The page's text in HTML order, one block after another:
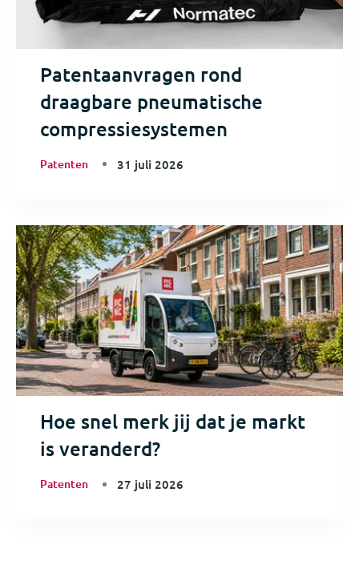
Patentaanvragen rond
draagbare pneumatische
compressiesystemen
Patenten 31 juli 2026
Hoe snel merk jij dat je markt
is veranderd?
Patenten 27 juli 2026